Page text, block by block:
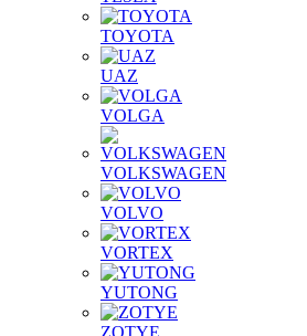
TOYOTA
UAZ
VOLGA
VOLKSWAGEN
VOLVO
VORTEX
YUTONG
ZOTYE